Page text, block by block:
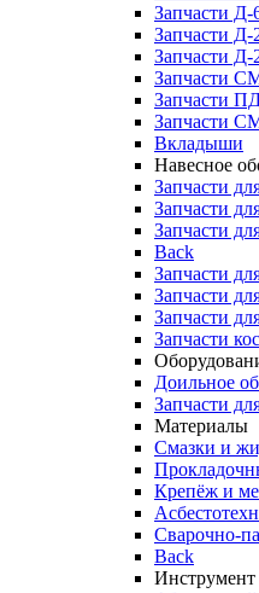
Запчасти Д-
Запчасти Д-
Запчасти Д-
Запчасти
Запчасти
Запчасти
Вкладыши
Навесное
Запчасти
Запчасти
Запчасти
Back
Запчасти
Запчасти
Запчасти
Запчасти
Доильное
Запчасти
Материалы
Смазки и
Крепёж и
Сварочно-
Back
Инструмент